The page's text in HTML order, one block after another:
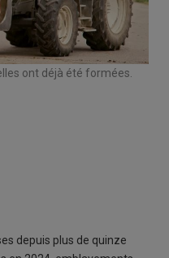
ont déjà été formées.
depuis plus de quinze